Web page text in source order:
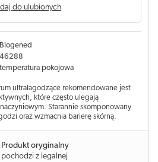
do ulubionych
Biogened
46288
temperatura pokojowa
ultrałagodzące rekomendowane jest
które często ulegają
Starannie skomponowany
oraz wzmacnia barierę skórną.
Produkt oryginalny
pochodzi z legalnej